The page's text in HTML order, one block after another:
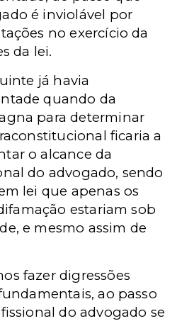
é inviolável por
no exercício da
da lei.
já havia
quando da
para determinar
ficaria a
o alcance da
do advogado, sendo
lei que apenas os
estariam sob
e mesmo assim de
fazer digressões
ao passo
do advogado se